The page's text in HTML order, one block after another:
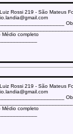
Rossi 219 - São Mateus
Médio completo
Rossi 219 - São Mateus
Médio completo